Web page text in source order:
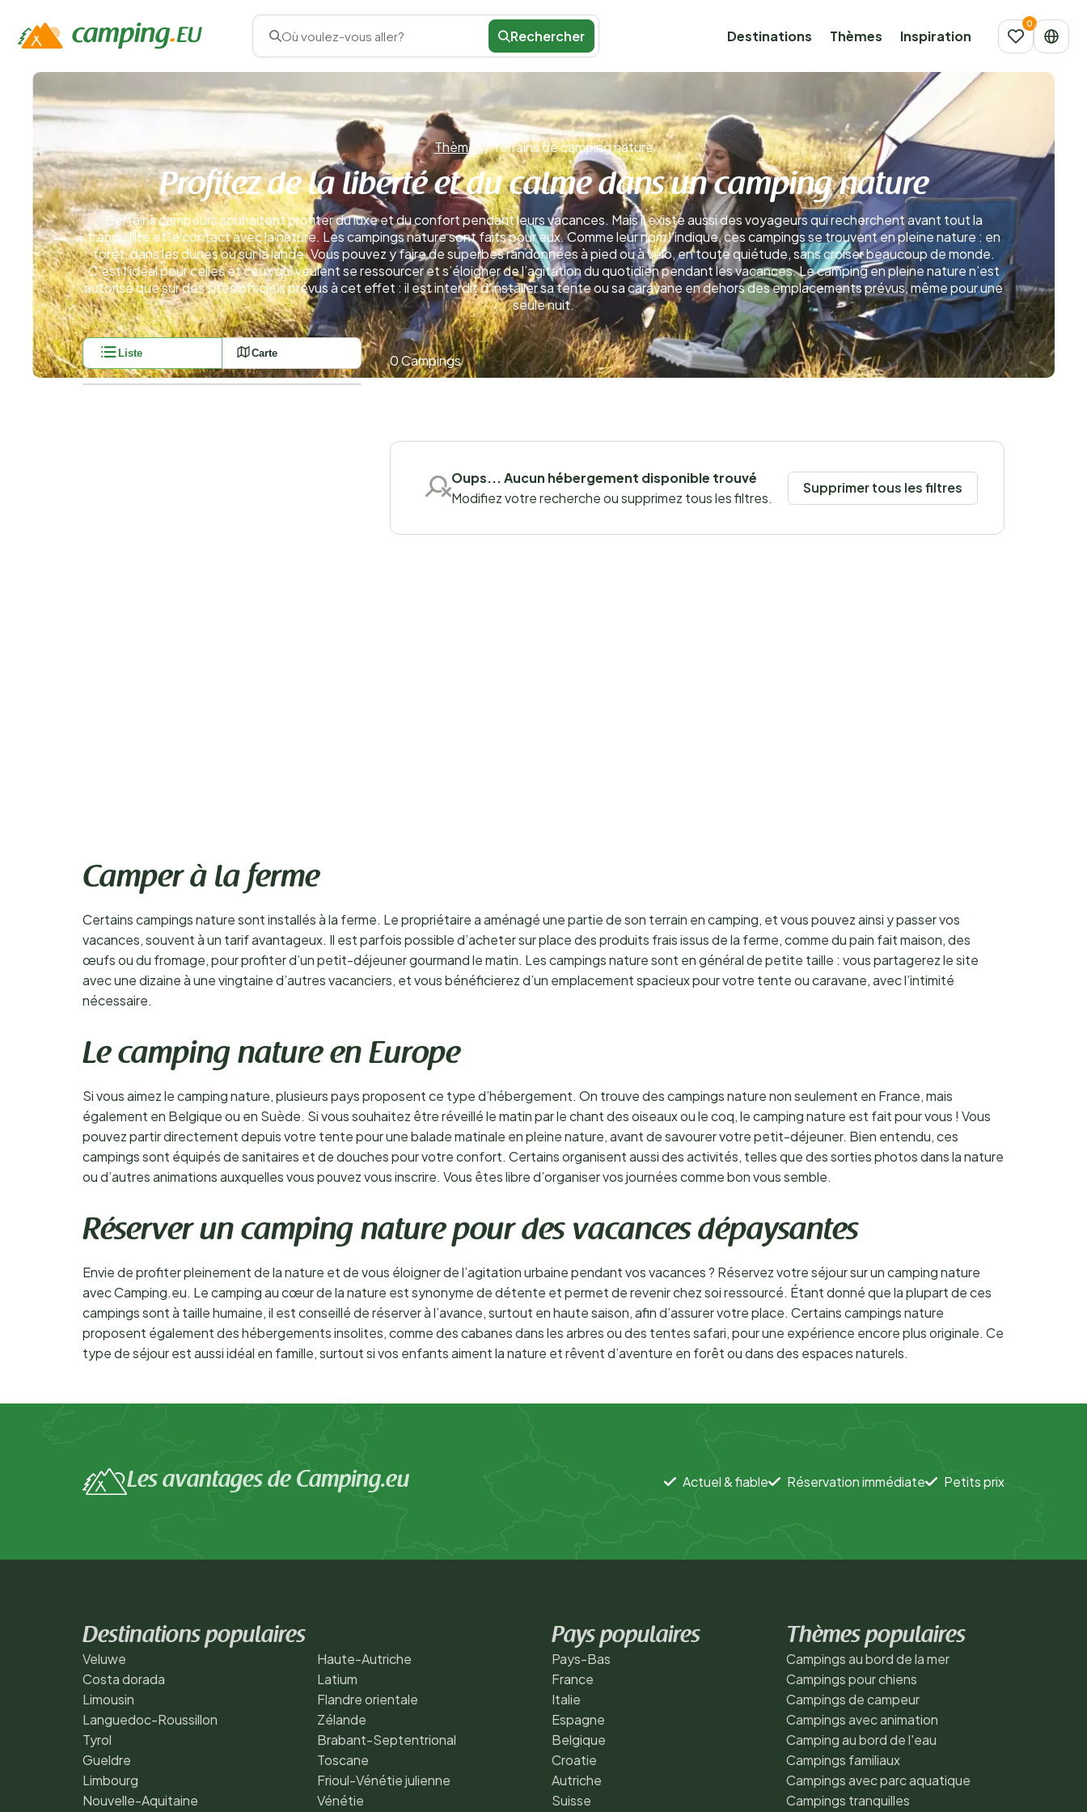
Où voulez-vous aller? Rechercher Destinations Thèmes Inspiration
Thèmes/Terrains de camping nature
Profitez de la liberté et du calme dans un camping nature
Certains campeurs souhaitent profiter du luxe et du confort pendant leurs vacances. Mais il existe aussi des voyageurs qui recherchent avant tout la
tranquillité et le contact avec la nature. Les campings nature sont faits pour eux. Comme leur nom l’indique, ces campings se trouvent en pleine nature : en
forêt, dans les dunes ou sur la lande. Vous pouvez y faire de superbes randonnées à pied ou à vélo, en toute quiétude, sans croiser beaucoup de monde.
C’est l’idéal pour celles et ceux qui veulent se ressourcer et s’éloigner de l’agitation du quotidien pendant les vacances. Le camping en pleine nature n’est
autorisé que sur des sites officiels prévus à cet effet : il est interdit d’installer sa tente ou sa caravane en dehors des emplacements prévus, même pour une
seule nuit.
Liste Carte 0 Campings
Oups... Aucun hébergement disponible trouvé
Modifiez votre recherche ou supprimez tous les filtres.
Supprimer tous les filtres
Camper à la ferme
Certains campings nature sont installés à la ferme. Le propriétaire a aménagé une partie de son terrain en camping, et vous pouvez ainsi y passer vos
vacances, souvent à un tarif avantageux. Il est parfois possible d’acheter sur place des produits frais issus de la ferme, comme du pain fait maison, des
œufs ou du fromage, pour profiter d’un petit-déjeuner gourmand le matin. Les campings nature sont en général de petite taille : vous partagerez le site
avec une dizaine à une vingtaine d’autres vacanciers, et vous bénéficierez d’un emplacement spacieux pour votre tente ou caravane, avec l’intimité
nécessaire.
Le camping nature en Europe
Si vous aimez le camping nature, plusieurs pays proposent ce type d’hébergement. On trouve des campings nature non seulement en France, mais
également en Belgique ou en Suède. Si vous souhaitez être réveillé le matin par le chant des oiseaux ou le coq, le camping nature est fait pour vous ! Vous
pouvez partir directement depuis votre tente pour une balade matinale en pleine nature, avant de savourer votre petit-déjeuner. Bien entendu, ces
campings sont équipés de sanitaires et de douches pour votre confort. Certains organisent aussi des activités, telles que des sorties photos dans la nature
ou d’autres animations auxquelles vous pouvez vous inscrire. Vous êtes libre d’organiser vos journées comme bon vous semble.
Réserver un camping nature pour des vacances dépaysantes
Envie de profiter pleinement de la nature et de vous éloigner de l’agitation urbaine pendant vos vacances ? Réservez votre séjour sur un camping nature
avec Camping.eu. Le camping au cœur de la nature est synonyme de détente et permet de revenir chez soi ressourcé. Étant donné que la plupart de ces
campings sont à taille humaine, il est conseillé de réserver à l’avance, surtout en haute saison, afin d’assurer votre place. Certains campings nature
proposent également des hébergements insolites, comme des cabanes dans les arbres ou des tentes safari, pour une expérience encore plus originale. Ce
type de séjour est aussi idéal en famille, surtout si vos enfants aiment la nature et rêvent d’aventure en forêt ou dans des espaces naturels.
Les avantages de Camping.eu Actuel & fiable Réservation immédiate Petits prix
Destinations populaires
Veluwe
Costa dorada
Limousin
Languedoc-Roussillon
Tyrol
Gueldre
Limbourg
Nouvelle-Aquitaine
Haute-Autriche
Latium
Flandre orientale
Zélande
Brabant-Septentrional
Toscane
Frioul-Vénétie julienne
Vénétie
Pays populaires
Pays-Bas
France
Italie
Espagne
Belgique
Croatie
Autriche
Suisse
Thèmes populaires
Campings au bord de la mer
Campings pour chiens
Campings de campeur
Campings avec animation
Camping au bord de l'eau
Campings familiaux
Campings avec parc aquatique
Campings tranquilles